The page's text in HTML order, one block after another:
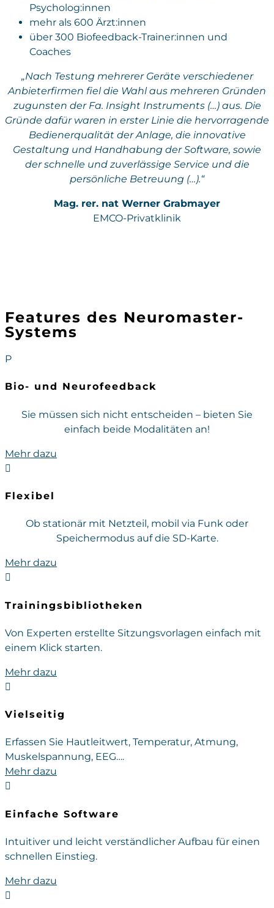
Psycholog:innen
mehr als 600 Ärzt:innen
über 300 Biofeedback-Trainer:innen und
Coaches
„Nach Testung mehrerer Geräte verschiedener
Anbieterfirmen fiel die Wahl aus mehreren Gründen
zugunsten der Fa. Insight Instruments (…) aus. Die
Gründe dafür waren in erster Linie die hervorragende
Bedienerqualität der Anlage, die innovative
Gestaltung und Handhabung der Software, sowie
der schnelle und zuverlässige Service und die
persönliche Betreuung (…).“
Mag. rer. nat Werner Grabmayer
EMCO-Privatklinik
Features des Neuromaster-
Systems
P
Bio- und Neurofeedback
Sie müssen sich nicht entscheiden – bieten Sie
einfach beide Modalitäten an!
Mehr dazu

Flexibel
Ob stationär mit Netzteil, mobil via Funk oder
Speichermodus auf die SD-Karte.
Mehr dazu

Trainingsbibliotheken
Von Experten erstellte Sitzungsvorlagen einfach mit
einem Klick starten.
Mehr dazu

Vielseitig
Erfassen Sie Hautleitwert, Temperatur, Atmung,
Muskelspannung, EEG….
Mehr dazu

Einfache Software
Intuitiver und leicht verständlicher Aufbau für einen
schnellen Einstieg.
Mehr dazu
